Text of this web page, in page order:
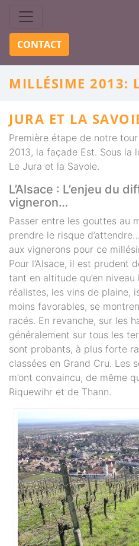
CONTACT
MILLÉSIME 2013:
JURA ET LA
Première étape de notre
2013, la façade Est. Sous la
Le Jura et la Savoie.
L’Alsace : L’enjeu du
vigneron…
Passer entre les gouttes au
prendre le risque
aux vignerons pour ce
Pour l’Alsace, il est prudent
tant en altitude qu’en
réalistes, les vins de plaine,
moins favorables, se
racés. En revanche, sur les
généralement sur tous les
sont probants, à plus forte
classées en Grand Cru. Les
m’ont convaincu, de même
Riquewihr et de Thann.